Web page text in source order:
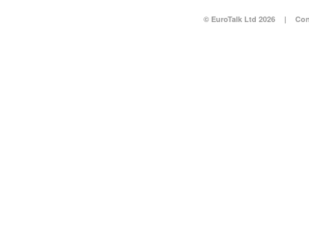
© EuroTalk Ltd 2026 |